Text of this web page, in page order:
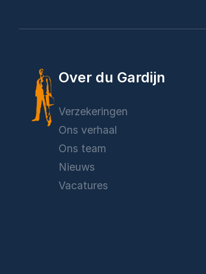
Over du Gardijn
Verzekeringen
Ons verhaal
Ons team
Nieuws
Vacatures